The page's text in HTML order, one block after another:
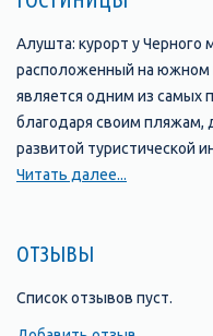
Алушта: курорт у Черного
расположенный на южном
является одним из самых
благодаря своим пляжам,
развитой туристической
в 1837 году и с тех пор
предлагают своим
достопримечательностей
которая протянулась на
Читать далее...
ОТЗЫВЫ
Список отзывов пуст.